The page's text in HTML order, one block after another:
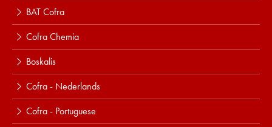
BAT Cofra
Cofra Chemia
Boskalis
Cofra - Nederlands
Cofra - Portuguese